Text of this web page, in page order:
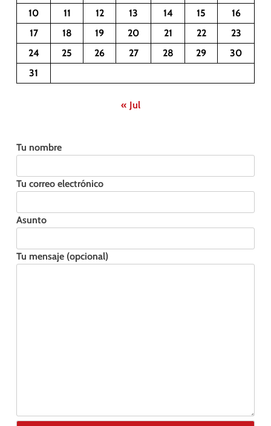
10
11 12 13 14 15
16
17
18 19 20 21 22
23
24
25 26 27 28 29
30
31
« Jul
Tu nombre
Tu correo electrónico
Asunto
Tu mensaje (opcional)